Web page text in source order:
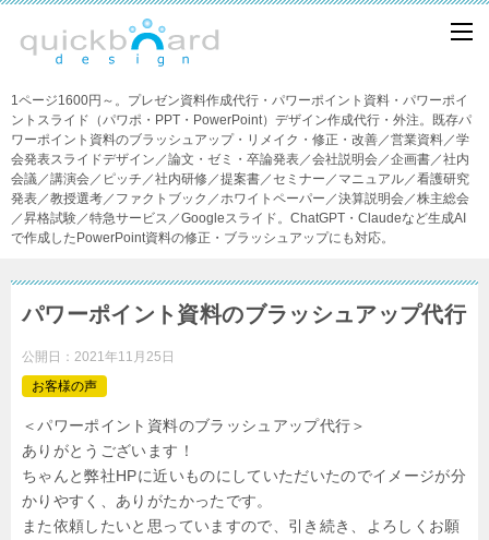
1ページ1600円～。プレゼン資料作成代行・パワーポイント資料・パワーポイ
ントスライド（パワポ・PPT・PowerPoint）デザイン作成代行・外注。既存パ
ワーポイント資料のブラッシュアップ・リメイク・修正・改善／営業資料／学
会発表スライドデザイン／論文・ゼミ・卒論発表／会社説明会／企画書／社内
会議／講演会／ピッチ／社内研修／提案書／セミナー／マニュアル／看護研究
発表／教授選考／ファクトブック／ホワイトペーパー／決算説明会／株主総会
／昇格試験／特急サービス／Googleスライド。ChatGPT・Claudeなど生成AI
で作成したPowerPoint資料の修正・ブラッシュアップにも対応。
パワーポイント資料のブラッシュアップ代行
公開日： 2021年11月25日
お客様の声
＜パワーポイント資料のブラッシュアップ代行＞
ありがとうございます！
ちゃんと弊社HPに近いものにしていただいたのでイメージが分
かりやすく、ありがたかったです。
また依頼したいと思っていますので、引き続き、よろしくお願